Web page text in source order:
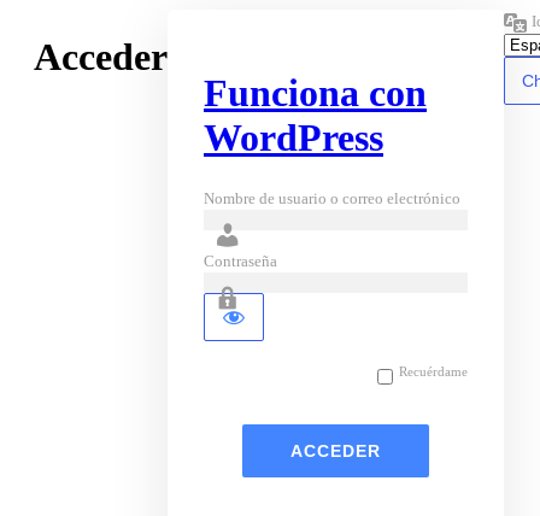
Acceder
Funciona con
WordPress
Nombre de usuario o correo electrónico
Contraseña
Recuérdame